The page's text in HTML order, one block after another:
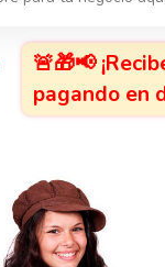
🚨🎁📢
pagando en